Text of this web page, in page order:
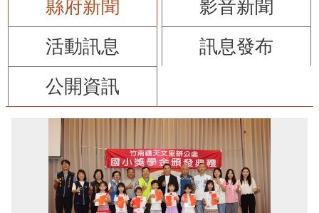
縣府新聞
影音新聞
活動訊息
訊息發布
公開資訊